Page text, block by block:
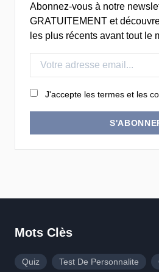
Abonnez-vous à notre
GRATUITEMENT et
les plus récents avant tout le
J'accepte les termes et les
Mots Clès
Quiz Test De Personnalite